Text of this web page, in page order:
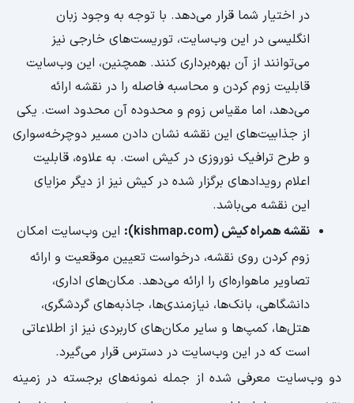
در اختیار شما قرار می‌دهد. با توجه به وجود زبان
انگلیسی در این وب‌سایت، توریست‌های خارجی نیز
می‌توانند از آن بهره‌برداری کنند. همچنین، این وب‌سایت
قابلیت زوم کردن و محاسبه فاصله را در نقشه ارائه
می‌دهد، اما مقیاس زوم و محدوده آن محدود است. یکی
از جذابیت‌های این نقشه نشان دادن مسیر دوچرخه‌سواری
و طرح ترافیک نوروزی در کیش است. به علاوه، قابلیت
اعلام رویدادهای برگزار شده در کیش نیز از دیگر مزایای
این نقشه می‌باشد.
نقشه همراه کیش (kishmap.com):
این وب‌سایت امکان
زوم کردن روی نقشه، درخواست تعیین موقعیت و ارائه
تصاویر ماهواره‌ای را ارائه می‌دهد. مکان‌های اداری،
دانشگاهی، بانک‌ها، نیازمندی‌ها، جاذبه‌های گردشگری،
هتل‌ها، کمپ‌ها و سایر مکان‌های کاربردی نیز از اطلاعاتی
است که در این وب‌سایت در دسترس قرار می‌گیرد.
دو وب‌سایت معرفی شده از جمله نمونه‌های برجسته در زمینه